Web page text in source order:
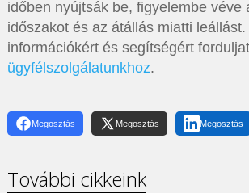
időben nyújtsák be, figyelembe véve
időszakot és az átállás miatti leállást.
információkért és segítségért
ügyfélszolgálatunkhoz.
Megosztás Megosztás Megosztás
További cikkeink